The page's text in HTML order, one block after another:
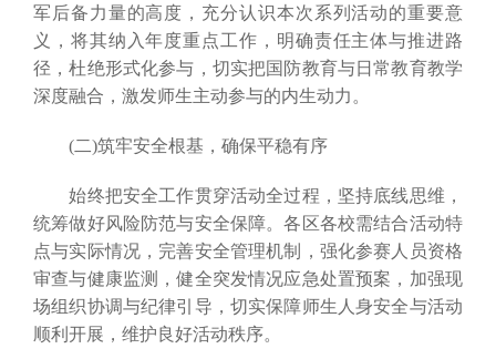
军后备力量的高度，充分认识本次系列活动的重要意
义，将其纳入年度重点工作，明确责任主体与推进路
径，杜绝形式化参与，切实把国防教育与日常教育教学
深度融合，激发师生主动参与的内生动力。
(二)筑牢安全根基，确保平稳有序
始终把安全工作贯穿活动全过程，坚持底线思维，
统筹做好风险防范与安全保障。各区各校需结合活动特
点与实际情况，完善安全管理机制，强化参赛人员资格
审查与健康监测，健全突发情况应急处置预案，加强现
场组织协调与纪律引导，切实保障师生人身安全与活动
顺利开展，维护良好活动秩序。